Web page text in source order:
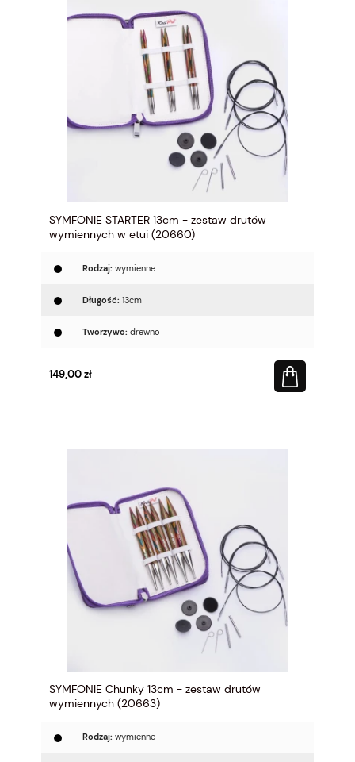
SYMFONIE STARTER 13cm - zestaw drutów
wymiennych w etui (20660)
Rodzaj: wymienne
Długość: 13cm
Tworzywo: drewno
149,00 zł
SYMFONIE Chunky 13cm - zestaw drutów
wymiennych (20663)
Rodzaj: wymienne